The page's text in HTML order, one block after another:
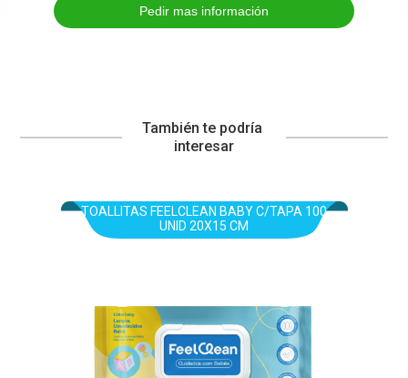
Pedir mas información
También te podría
interesar
TOALLITAS FEELCLEAN BABY C/TAPA 100
UNID 20X15 CM